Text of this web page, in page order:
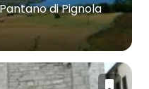
di Pignola